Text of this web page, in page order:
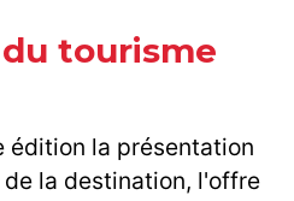
tourisme
édition la présentation
la destination, l'offre